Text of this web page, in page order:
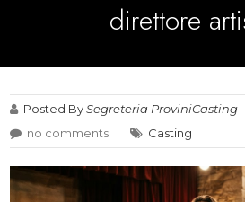
direttore
Posted BySegreteria ProviniCasting
no comments
Casting